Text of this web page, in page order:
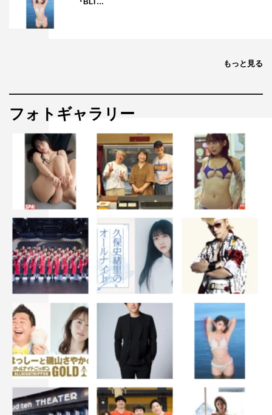
『BLT…
もっと見る
フォトギャラリー